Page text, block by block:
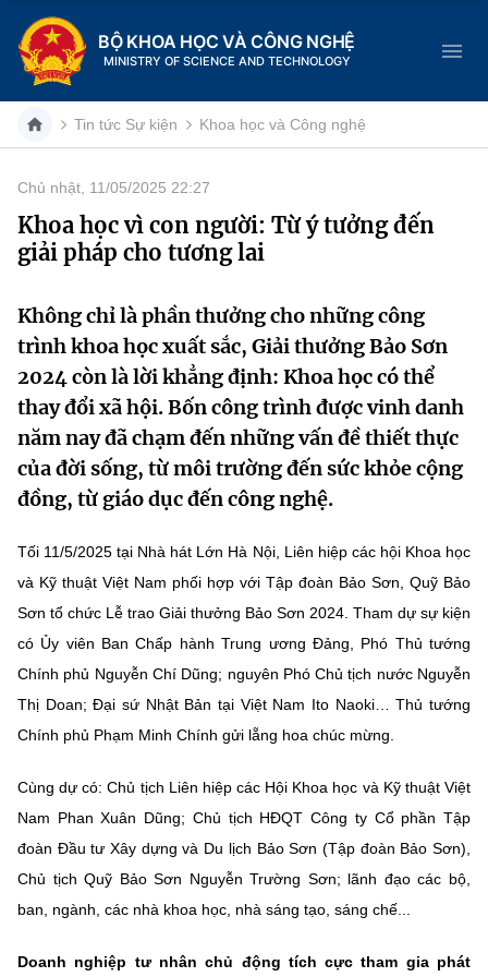
BỘ KHOA HỌC VÀ CÔNG NGHỆ
MINISTRY OF SCIENCE AND TECHNOLOGY
Danh mục
Trang chủ
Giới thiệu
Chức năng nhiệm vụ
Cơ cấu tổ chức
Lịch sử phát triển
Tin tức sự kiện
Khoa học và Công nghệ
Đổi mới sáng tạo
Bưu chính, Viễn thông
Tiêu chuẩn, đo lường, chất lượng
Năng lượng nguyên tử
Tin tổng hợp
Tin địa phương
Dịch vụ công
Hệ thống văn bản
Văn bản QPPL
Lấy ý kiến người dân về dự thảo VBQPPL
MST IOFFICE
THỐNG KÊ
Khoa học và Công nghệ
Đổi mới sáng tạo
Sở hữu trí tuệ
Tiêu chuẩn, đo lường, chất lượng
Multimedia
Khác
Infographic
Ảnh
Voice
Tin tức Sự kiện Khoa học và Công nghệ
Chủ nhật, 11/05/2025 22:27
Khoa học vì con người: Từ ý tưởng đến
giải pháp cho tương lai
Không chỉ là phần thưởng cho những công
trình khoa học xuất sắc, Giải thưởng Bảo Sơn
2024 còn là lời khẳng định: Khoa học có thể
thay đổi xã hội. Bốn công trình được vinh danh
năm nay đã chạm đến những vấn đề thiết thực
của đời sống, từ môi trường đến sức khỏe cộng
đồng, từ giáo dục đến công nghệ.
Tối 11/5/2025 tại Nhà hát Lớn Hà Nội, Liên hiệp các hội Khoa học
và Kỹ thuật Việt Nam phối hợp với Tập đoàn Bảo Sơn, Quỹ Bảo
Sơn tổ chức Lễ trao Giải thưởng Bảo Sơn 2024. Tham dự sự kiện
có Ủy viên Ban Chấp hành Trung ương Đảng, Phó Thủ tướng
Chính phủ Nguyễn Chí Dũng; nguyên Phó Chủ tịch nước Nguyễn
Thị Doan; Đại sứ Nhật Bản tại Việt Nam Ito Naoki… Thủ tướng
Chính phủ Phạm Minh Chính gửi lẵng hoa chúc mừng.
Cùng dự có: Chủ tịch Liên hiệp các Hội Khoa học và Kỹ thuật Việt
Nam Phan Xuân Dũng; Chủ tịch HĐQT Công ty Cổ phần Tập
đoàn Đầu tư Xây dựng và Du lịch Bảo Sơn (Tập đoàn Bảo Sơn),
Chủ tịch Quỹ Bảo Sơn Nguyễn Trường Sơn; lãnh đạo các bộ,
ban, ngành, các nhà khoa học, nhà sáng tạo, sáng chế...
Doanh nghiệp tư nhân chủ động tích cực tham gia phát